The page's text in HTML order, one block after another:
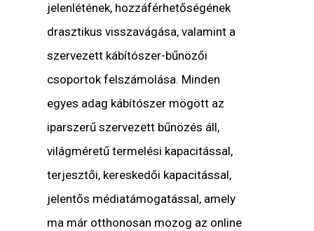
jelenlétének, hozzáférhetőségének
drasztikus visszavágása, valamint a
szervezett kábítószer-bűnözői
csoportok felszámolása. Minden
egyes adag kábítószer mögött az
iparszerű szervezett bűnözés áll,
világméretű termelési kapacitással,
terjesztői, kereskedői kapacitással,
jelentős médiatámogatással, amely
ma már otthonosan mozog az online